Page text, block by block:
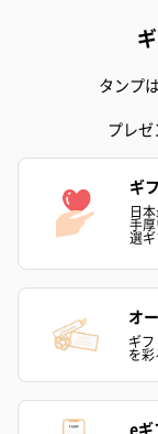
ゼリーバウム カ
スキンケアグッズ
スキンケアグッズ
ハンドクリーム3本
タンプ
プレゼ
ギ
日
手
選ギ
オ
ギ
を
eギ